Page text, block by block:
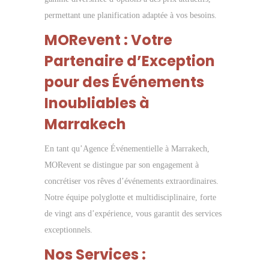
permettant une planification adaptée à vos besoins.
MORevent : Votre
Partenaire d’Exception
pour des Événements
Inoubliables à
Marrakech
En tant qu’Agence Événementielle à Marrakech,
MORevent se distingue par son engagement à
concrétiser vos rêves d’événements extraordinaires.
Notre équipe polyglotte et multidisciplinaire, forte
de vingt ans d’expérience, vous garantit des services
exceptionnels.
Nos Services :